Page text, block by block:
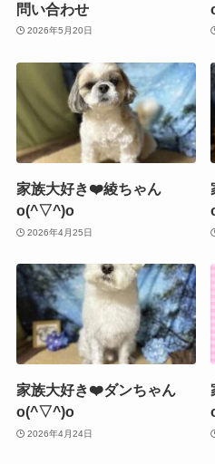
問い合わせ
2026年5月20日
家族大好き❤️綾ちゃん
o(^▽^)o
2026年4月25日
家族大好き❤️ダンちゃん
o(^▽^)o
2026年4月24日